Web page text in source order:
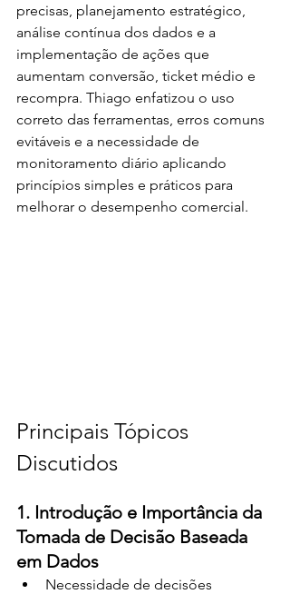
precisas, planejamento estratégico,
análise contínua dos dados e a
implementação de ações que
aumentam conversão, ticket médio e
recompra. Thiago enfatizou o uso
correto das ferramentas, erros comuns
evitáveis e a necessidade de
monitoramento diário aplicando
princípios simples e práticos para
melhorar o desempenho comercial.
Principais Tópicos
Discutidos
1. Introdução e Importância da
Tomada de Decisão Baseada
em Dados
Necessidade de decisões